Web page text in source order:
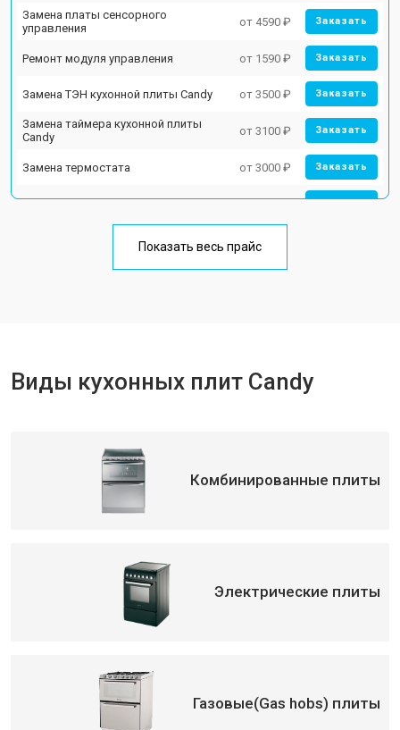
Замена платы сенсорного
управления
от 4590 ₽ Заказать
Ремонт модуля управления от 1590 ₽ Заказать
Замена ТЭН кухонной плиты Candy от 3500 ₽ Заказать
Замена таймера кухонной плиты
Candy
от 3100 ₽ Заказать
Замена термостата от 3000 ₽ Заказать
Ремонт электропроводки от 2750 ₽ Заказать
Замена лампы подсветки от 2590 ₽
Ремонт чугунной конфорки от 2600 ₽
Показать весь прайс
Виды кухонных плит Candy
Комбинированные плиты
Электрические плиты
Газовые(Gas hobs) плиты